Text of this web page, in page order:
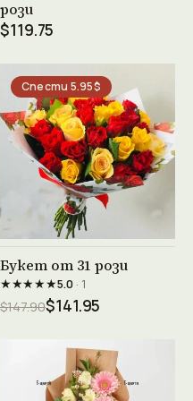
рози
$119.75
Спести 5.95$
Виж продукта →
Букет от 31 рози
★★★★★5.0· 1
$147.90$141.95